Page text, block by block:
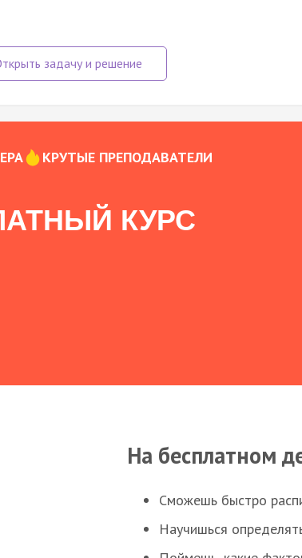
КРУТЫЕ ПРЕПОДАВАТЕЛИ
КУРС
На бесплатном
Сможешь быстро
Научишься